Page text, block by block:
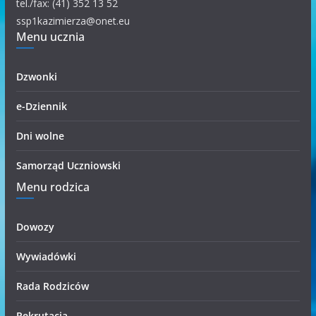
r
i
i
tel./fax: (41) 352 13 52
ssp1kazimierza@onet.eu
Menu ucznia
Dzwonki
e-Dziennik
Dni wolne
Samorząd Uczniowski
Menu rodzica
Dowozy
Wywiadówki
Rada Rodziców